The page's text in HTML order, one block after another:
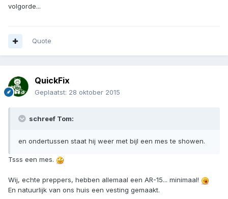
volgorde...
Quote
QuickFix
Geplaatst: 28 oktober 2015
schreef Tom:
en ondertussen staat hij weer met bijl een mes te showen.
Tsss een mes.
Wij, echte preppers, hebben allemaal een AR-15... minimaal!
En natuurlijk van ons huis een vesting gemaakt.